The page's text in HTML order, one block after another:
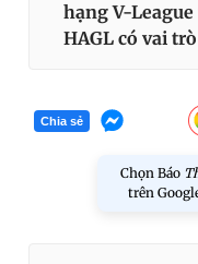
hạng V-
HAGL có vai
Chia sẻ
Chọn Báo
trên